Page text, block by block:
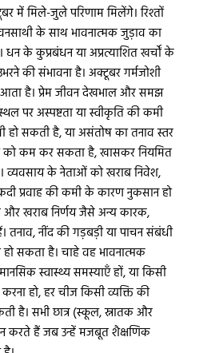
में मिले-जुले परिणाम मिलेंगे। रिश्तों
के साथ भावनात्मक जुड़ाव का
धन के कुप्रबंधन या अप्रत्याशित खर्चों के
की संभावना है। अक्टूबर गर्मजोशी
है। प्रेम जीवन देखभाल और समझ
पर अस्पष्टता या स्वीकृति की कमी
हो सकती है, या असंतोष का तनाव स्तर
को कम कर सकता है, खासकर नियमित
व्यवसाय के नेताओं को खराब निवेश,
प्रवाह की कमी के कारण नुकसान हो
और खराब निर्णय जैसे अन्य कारक,
तनाव, नींद की गड़बड़ी या पाचन संबंधी
हो सकता है। चाहे वह भावनात्मक
स्वास्थ्य समस्याएँ हों, या किसी
हो, हर चीज किसी व्यक्ति की
है। सभी छात्र (स्कूल, स्नातक और
करते हैं जब उन्हें मजबूत शैक्षणिक